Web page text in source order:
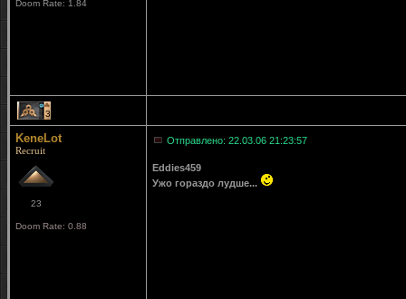
Doom Rate: 1.84
3
KeneLot
Recruit
23
Doom Rate: 0.88
Отправлено: 22.03.06 21:23:57
Eddies459
Ужо гораздо лудше...